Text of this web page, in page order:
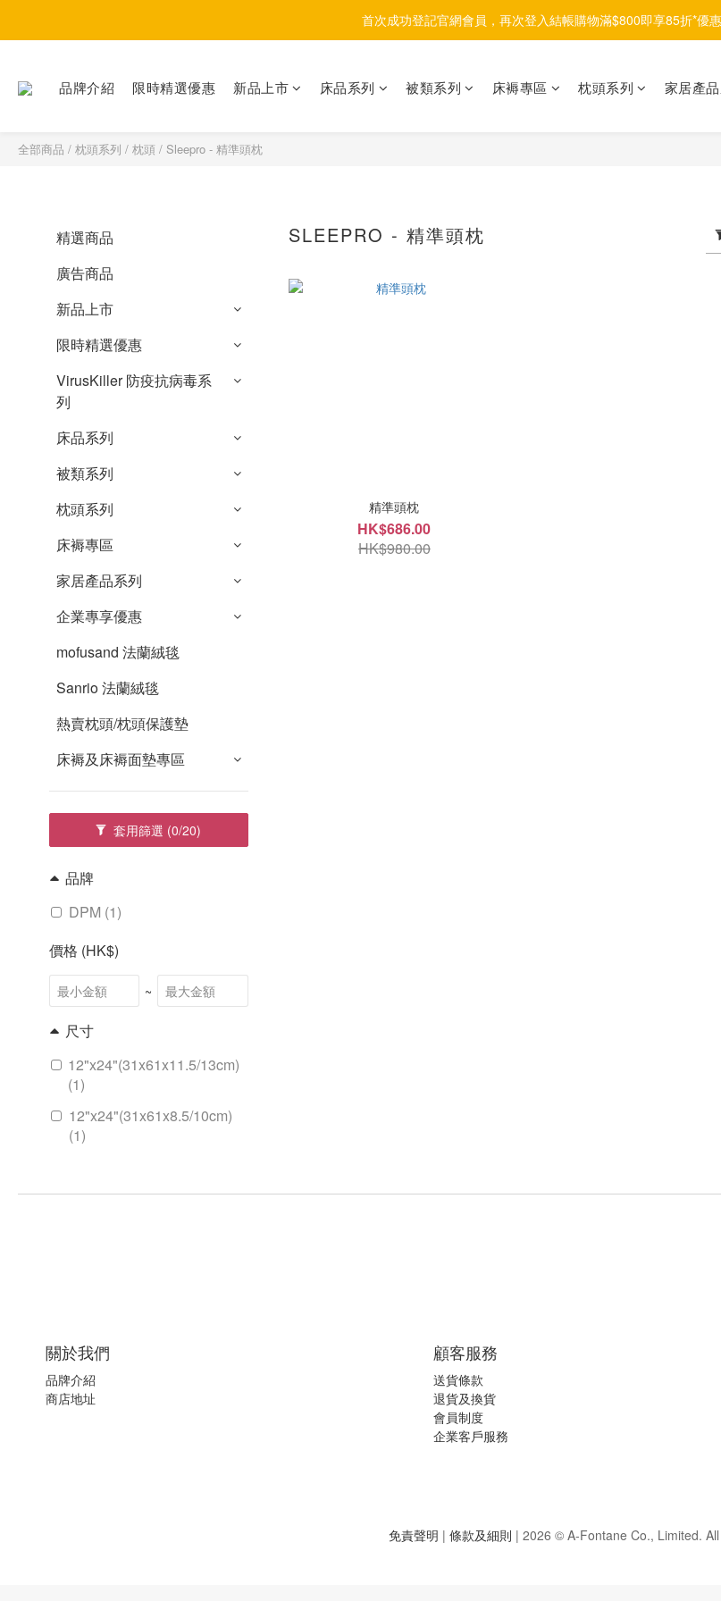
首次成功登記官網會員，再次登入結帳購物滿$800即享85折*優
品牌介紹 限時精選優惠 新品上市 床品系列 被類系列 床褥專區 枕頭系列 家居產
全部商品 / 枕頭系列 / 枕頭 / Sleepro - 精準頭枕
精選商品
廣告商品
新品上市
限時精選優惠
VirusKiller 防疫抗病毒系
列
床品系列
被類系列
枕頭系列
床褥專區
家居產品系列
企業專享優惠
mofusand 法蘭絨毯
Sanrio 法蘭絨毯
熱賣枕頭/枕頭保護墊
床褥及床褥面墊專區
套用篩選 (0/20)
品牌
DPM (1)
價格 (HK$)
~
尺寸
12"x24"(31x61x11.5/13cm)
(1)
12"x24"(31x61x8.5/10cm)
(1)
SLEEPRO - 精準頭枕
精準頭枕
HK$686.00
HK$980.00
關於我們
品牌介紹
商店地址
顧客服務
送貨條款
退貨及換貨
會員制度
企業客戶服務
免責聲明 | 條款及細則 | 2026 © A-Fontane Co., Limited.